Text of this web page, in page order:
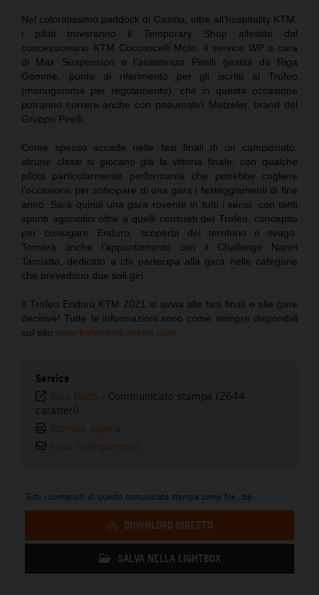
Nel coloratissimo paddock di Casina, oltre all’hospitality KTM,
i piloti troveranno il Temporary Shop allestito dal
concessionario KTM Cocconcelli Moto, il service WP a cura
di Max Suspension e l’assistenza Pirelli gestita da Riga
Gomme, punto di riferimento per gli iscritti al Trofeo
(monogomma per regolamento), che in questa occasione
potranno correre anche con pneumatici Metzeler, brand del
Gruppo Pirelli.
Come spesso accade nelle fasi finali di un campionato,
alcune classi si giocano già la vittoria finale, con qualche
pilota particolarmente performante che potrebbe cogliere
l’occasione per anticipare di una gara i festeggiamenti di fine
anno. Sarà quindi una gara rovente in tutti i sensi, con tanti
spunti agonistici oltre a quelli consueti del Trofeo, concepito
per coniugare Enduro, scoperta del territorio e svago.
Tornerà anche l’appuntamento con il Challenge Nanni
Tamiatto, dedicato a chi partecipa alla gara nelle categorie
che prevedono due soli giri.
Il Trofeo Enduro KTM 2021 si avvia alle fasi finali e alle gare
decisive! Tutte le informazioni sono come sempre disponibili
sul sito www.trofeoenduroktm.com
Service
Solo testo - Communicato stampa (2644
caratteri)
Stampa pagina
Invia collegamento
Tutti i contenuti di questo comunicato stampa come file .zip:
DOWNLOAD DIRETTO
SALVA NELLA LIGHTBOX